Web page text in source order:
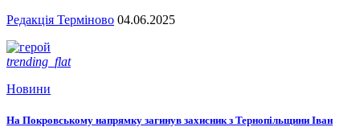
Редакція Терміново 04.06.2025
trending_flat
Новини
На Покровському напрямку загинув захисник з Тернопільщини Іван